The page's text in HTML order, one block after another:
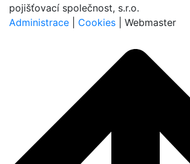
pojišťovací společnost, s.r.o.
Administrace
Cookies | Webmaster